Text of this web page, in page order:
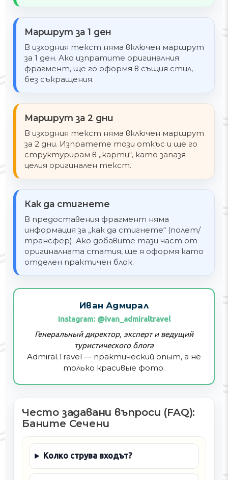
Маршрут за 1 ден
В изходния текст няма включен маршрут
за 1 ден. Ако изпратите оригиналния
фрагмент, ще го оформя в същия стил,
без съкращения.
Маршрут за 2 дни
В изходния текст няма включен маршрут
за 2 дни. Изпратете този откъс и ще го
структурирам в „карти“, като запазя
целия оригинален текст.
Как да стигнете
В предоставения фрагмент няма
информация за „как да стигнете“ (полет/
трансфер). Ако добавите тази част от
оригиналната статия, ще я оформя като
отделен практичен блок.
Иван Адмирал
Instagram: @ivan_admiraltravel
Генеральный директор, эксперт и ведущий
туристического блога
Admiral.Travel — практический опыт, а не
только красивые фото.
Често задавани въпроси (FAQ):
Баните Сечени
Колко струва входът?